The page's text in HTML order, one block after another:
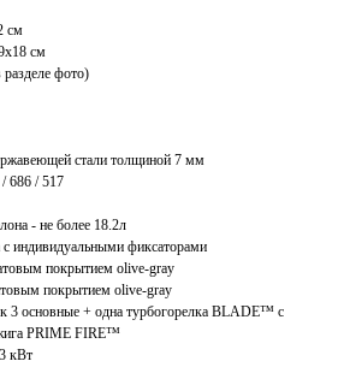
см
см
разделе фото)
стали толщиной 7 мм
686 / 517
- не более 18.2л
индивидуальными фиксаторами
покрытием olive-gray
покрытием olive-gray
3 основные + одна турбогорелка BLADE™ с
PRIME FIRE™
кВт